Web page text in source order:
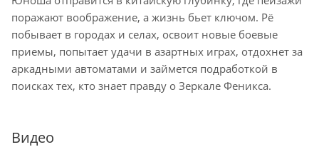
поражают воображение, а жизнь бьет ключом. Рё
побывает в городах и селах, освоит новые боевые
приемы, попытает удачи в азартных играх, отдохнет за
аркадными автоматами и займется подработкой в
поисках тех, кто знает правду о Зеркале Феникса.
Видео